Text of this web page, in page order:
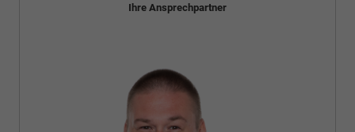
Ihre Ansprechpartner